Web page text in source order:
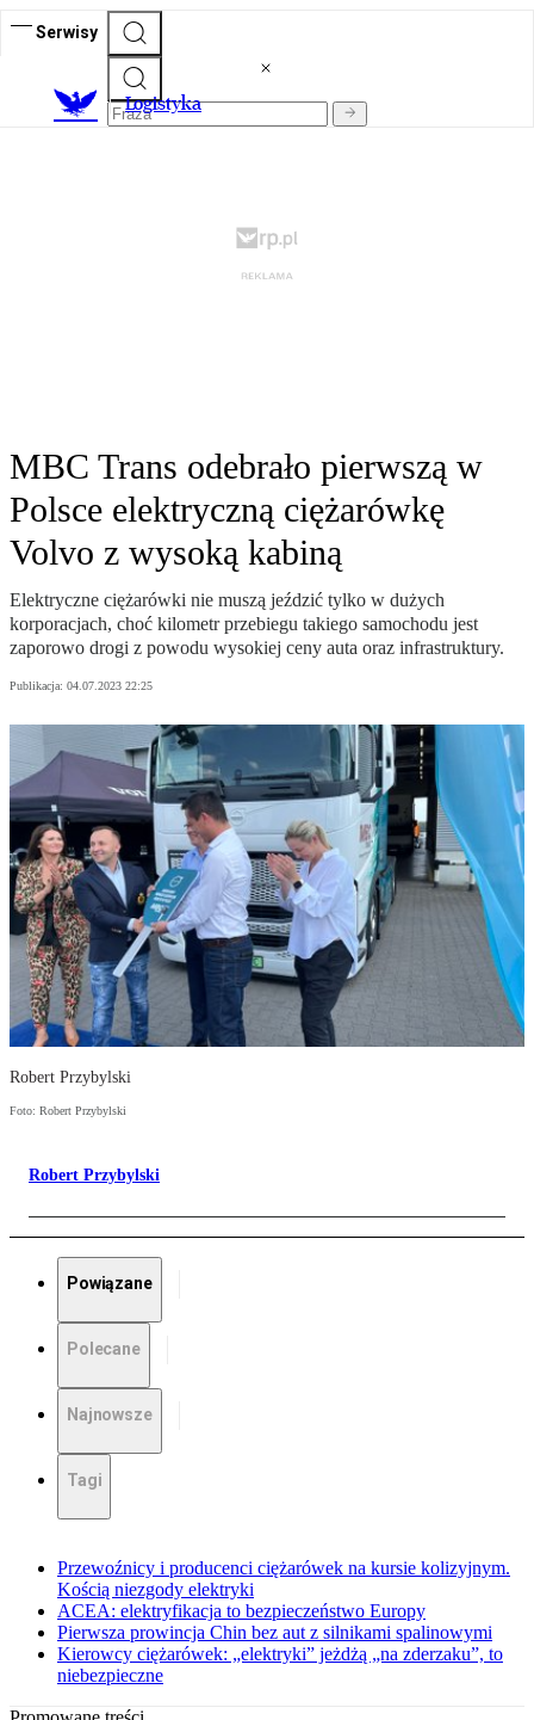
Serwisy
Logistyka
MBC Trans odebrało pierwszą w
Polsce elektryczną ciężarówkę
Volvo z wysoką kabiną
Elektryczne ciężarówki nie muszą jeździć tylko w dużych
korporacjach, choć kilometr przebiegu takiego samochodu jest
zaporowo drogi z powodu wysokiej ceny auta oraz infrastruktury.
Publikacja: 04.07.2023 22:25
Robert Przybylski
Foto: Robert Przybylski
Robert Przybylski
Powiązane
Polecane
Najnowsze
Tagi
Przewoźnicy i producenci ciężarówek na kursie kolizyjnym.
Kością niezgody elektryki
ACEA: elektryfikacja to bezpieczeństwo Europy
Pierwsza prowincja Chin bez aut z silnikami spalinowymi
Kierowcy ciężarówek: „elektryki” jeżdżą „na zderzaku”, to
niebezpieczne